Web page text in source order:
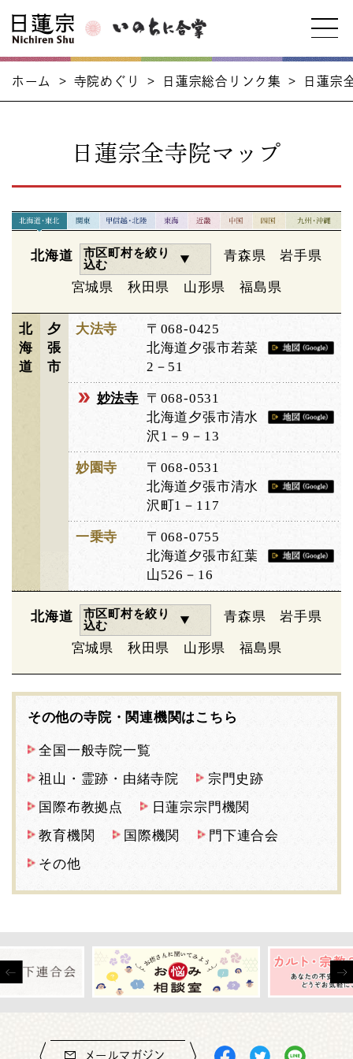
ホーム > 寺院めぐり > 日蓮宗総合リンク集 > 日蓮宗
日蓮宗全寺院マップ
北海道
市区町村を絞り
込む
青森県 岩手県
宮城県 秋田県 山形県 福島県
北
海
道
夕
張
市
大法寺
〒068-0425
北海道夕張市若菜
2－51
妙法寺
〒068-0531
北海道夕張市清水
沢1－9－13
妙園寺
〒068-0531
北海道夕張市清水
沢町1－117
一乗寺
〒068-0755
北海道夕張市紅葉
山526－16
北海道
市区町村を絞り
込む
青森県 岩手県
宮城県 秋田県 山形県 福島県
その他の寺院・関連機関はこちら
全国一般寺院一覧
祖山・霊跡・由緒寺院
宗門史跡
国際布教拠点
日蓮宗宗門機関
教育機関
国際機関
門下連合会
その他
メールマガジン